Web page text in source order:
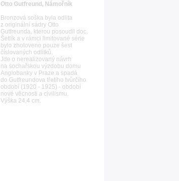
Otto Gutfreund, Námořník
Bronzová soška byla odlita
z originální sádry Otto
Gutfreunda, kterou posoudil doc.
Šetlík a v rámci limitované série
bylo zhotoveno pouze šest
číslovaných odlitků.
Jde o nerealizovaný návrh
na sochařskou výzdobu domu
Anglobanky v Praze a spadá
do Gutfreundova třetího tvůrčího
období (1920 - 1925) - období
nové věcnosti a civilismu.
Výška 24,4 cm.